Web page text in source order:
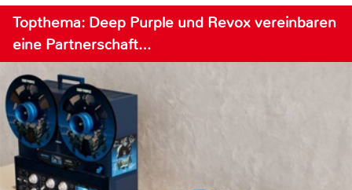
Topthema: Deep Purple und Revox vereinbaren
eine Partnerschaft…